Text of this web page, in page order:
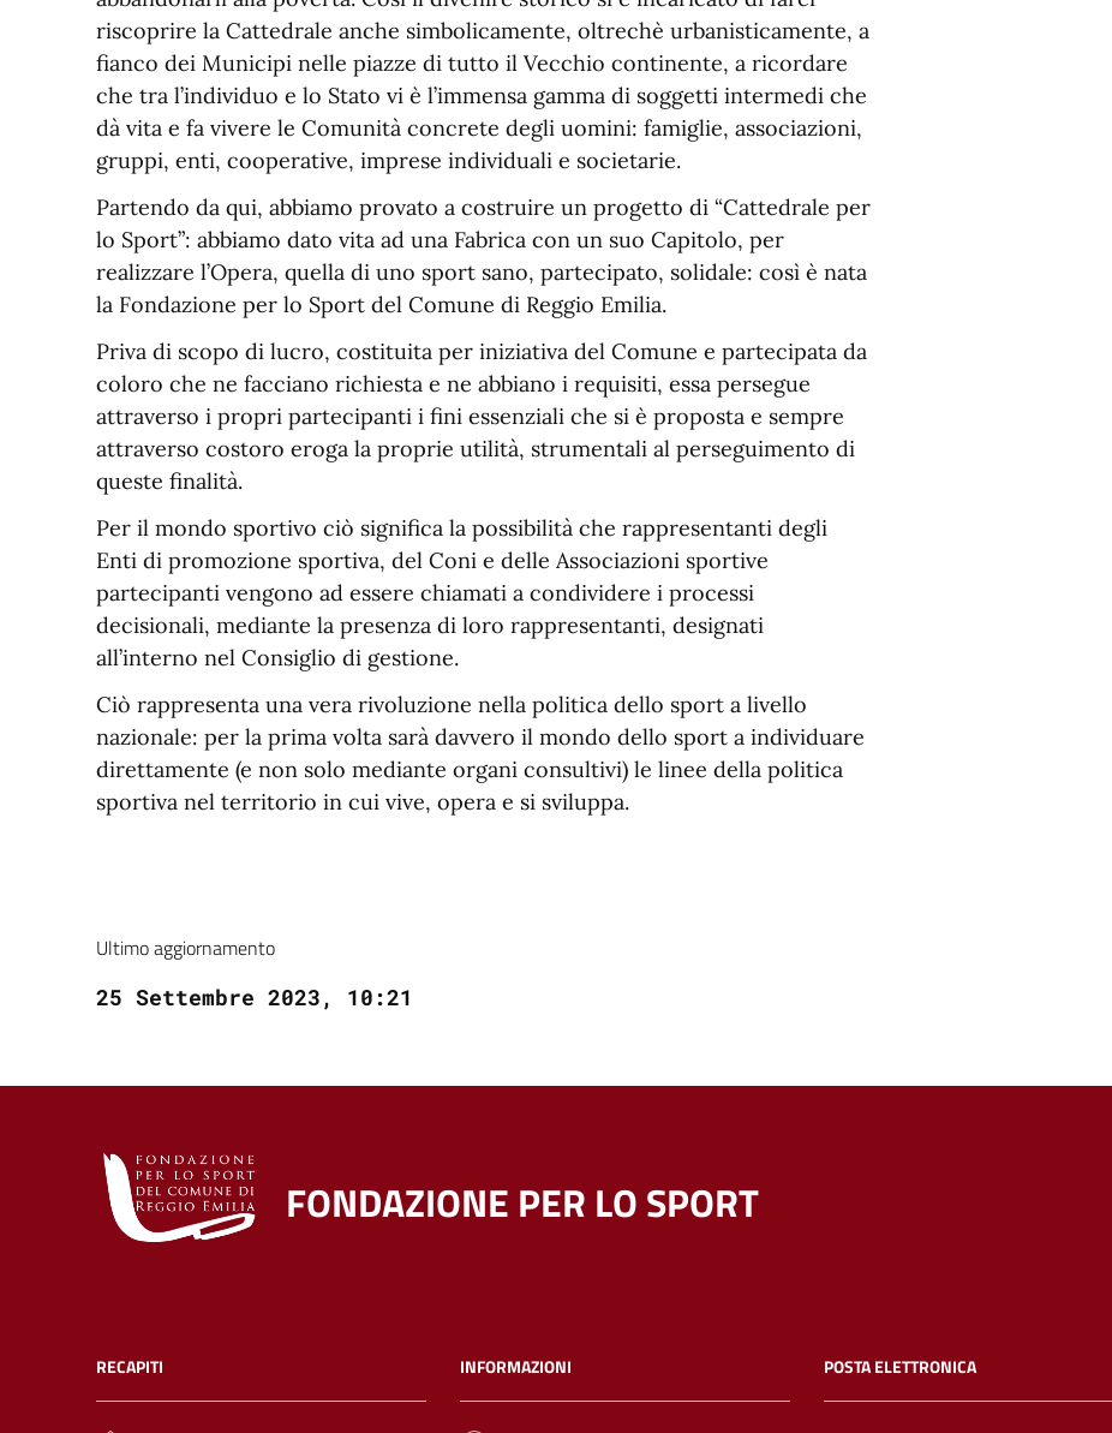
riscoprire la Cattedrale anche simbolicamente, oltrechè urbanisticamente, a
fianco dei Municipi nelle piazze di tutto il Vecchio continente, a ricordare
che tra l’individuo e lo Stato vi è l’immensa gamma di soggetti intermedi che
dà vita e fa vivere le Comunità concrete degli uomini: famiglie, associazioni,
gruppi, enti, cooperative, imprese individuali e societarie.
Partendo da qui, abbiamo provato a costruire un progetto di “Cattedrale per
lo Sport”: abbiamo dato vita ad una Fabrica con un suo Capitolo, per
realizzare l’Opera, quella di uno sport sano, partecipato, solidale: così è nata
la Fondazione per lo Sport del Comune di Reggio Emilia.
Priva di scopo di lucro, costituita per iniziativa del Comune e partecipata da
coloro che ne facciano richiesta e ne abbiano i requisiti, essa persegue
attraverso i propri partecipanti i fini essenziali che si è proposta e sempre
attraverso costoro eroga la proprie utilità, strumentali al perseguimento di
queste finalità.
Per il mondo sportivo ciò significa la possibilità che rappresentanti degli
Enti di promozione sportiva, del Coni e delle Associazioni sportive
partecipanti vengono ad essere chiamati a condividere i processi
decisionali, mediante la presenza di loro rappresentanti, designati
all’interno nel Consiglio di gestione.
Ciò rappresenta una vera rivoluzione nella politica dello sport a livello
nazionale: per la prima volta sarà davvero il mondo dello sport a individuare
direttamente (e non solo mediante organi consultivi) le linee della politica
sportiva nel territorio in cui vive, opera e si sviluppa.
Ultimo aggiornamento
25 Settembre 2023, 10:21
FONDAZIONE PER LO SPORT
RECAPITI INFORMAZIONI POSTA ELETTRONICA